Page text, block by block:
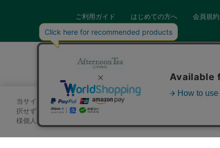
ご利用ガイド はじめての方へ 会員規約
当サイトでは、サイトの利便性向上のためにクッキーを使用いたし
択せずにページを移動した場合、クッキーの使用に同意したことに
様個人を特定できる情報」は一切含まれておりません。詳細は